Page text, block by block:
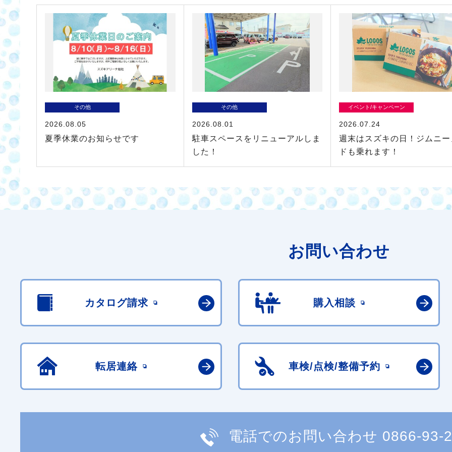
その他
2026.08.05
夏季休業のお知らせです
その他
2026.08.01
駐車スペースをリニューアルしま
した！
イベント/キャンペーン
2026.07.24
週末はスズキの日！ジムニ
ドも乗れます！
お問い合わせ
カタログ請求 購入相談
転居連絡 車検/点検/整備予約
電話でのお問い合わせ 0866-93-